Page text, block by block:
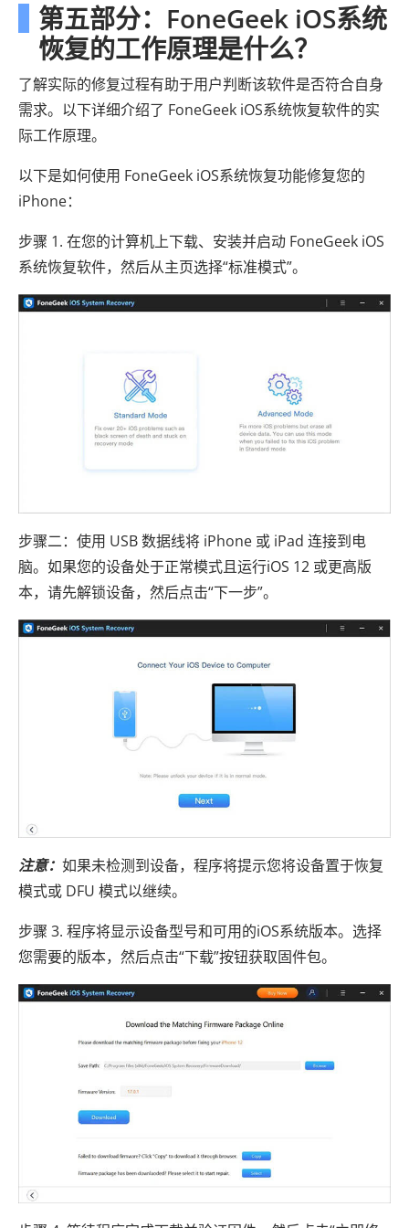
第五部分：FoneGeek iOS系统
恢复的工作原理是什么？
了解实际的修复过程有助于用户判断该软件是否符合自身
需求。以下详细介绍了 FoneGeek iOS系统恢复软件的实
际工作原理。
以下是如何使用 FoneGeek iOS系统恢复功能修复您的
iPhone：
步骤 1. 在您的计算机上下载、安装并启动 FoneGeek iOS
系统恢复软件，然后从主页选择“标准模式”。
步骤二：使用 USB 数据线将 iPhone 或 iPad 连接到电
脑。如果您的设备处于正常模式且运行iOS 12 或更高版
本，请先解锁设备，然后点击“下一步”。
注意： 如果未检测到设备，程序将提示您将设备置于恢复
模式或 DFU 模式以继续。
步骤 3. 程序将显示设备型号和可用的iOS系统版本。选择
您需要的版本，然后点击“下载”按钮获取固件包。